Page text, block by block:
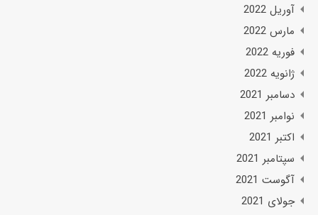
آوریل 2022
مارس 2022
فوریه 2022
ژانویه 2022
دسامبر 2021
نوامبر 2021
اکتبر 2021
سپتامبر 2021
آگوست 2021
جولای 2021